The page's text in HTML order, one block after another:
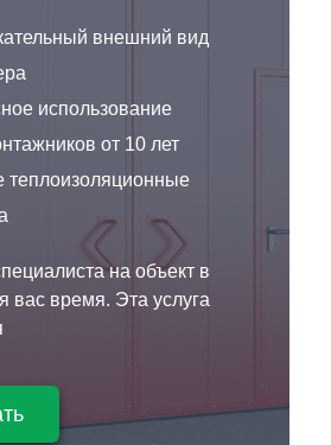
внешний вид
использование
от 10 лет
теплоизоляционные
на объект в
вас время. Эта услуга